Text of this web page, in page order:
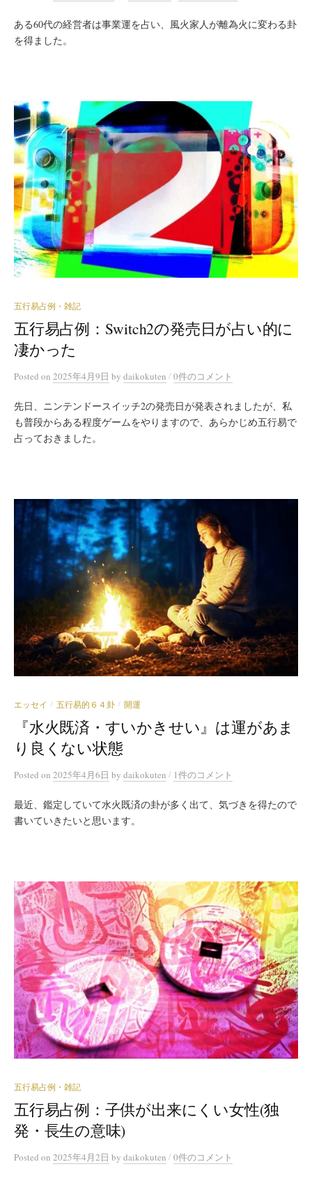
ある60代の経営者は事業運を占い、風火家人が離為火に変わる卦
を得ました。
五行易占例・雑記
五行易占例：Switch2の発売日が占い的に
凄かった
Posted on 2025年4月9日 by daikokuten /0件のコメント
先日、ニンテンドースイッチ2の発売日が発表されましたが、私
も普段からある程度ゲームをやりますので、あらかじめ五行易で
占っておきました。
エッセイ / 五行易的６４卦 / 開運
『水火既済・すいかきせい』は運があま
り良くない状態
Posted on 2025年4月6日 by daikokuten / 1件のコメント
最近、鑑定していて水火既済の卦が多く出て、気づきを得たので
書いていきたいと思います。
五行易占例・雑記
五行易占例：子供が出来にくい女性(独
発・長生の意味)
Posted on 2025年4月2日 by daikokuten /0件のコメント